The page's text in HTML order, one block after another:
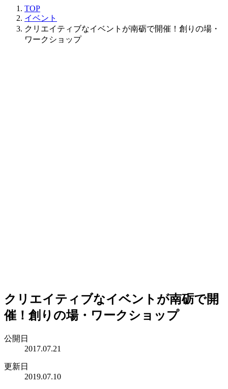
TOP
イベント
クリエイティブなイベントが南砺で開催！創りの場・
ワークショップ
クリエイティブなイベントが南砺で開
催！創りの場・ワークショップ
公開日
2017.07.21
更新日
2019.07.10